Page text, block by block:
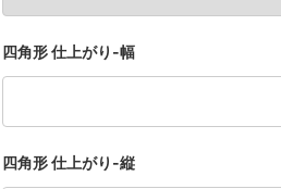
四角形 仕上がり-幅
四角形 仕上がり-縦